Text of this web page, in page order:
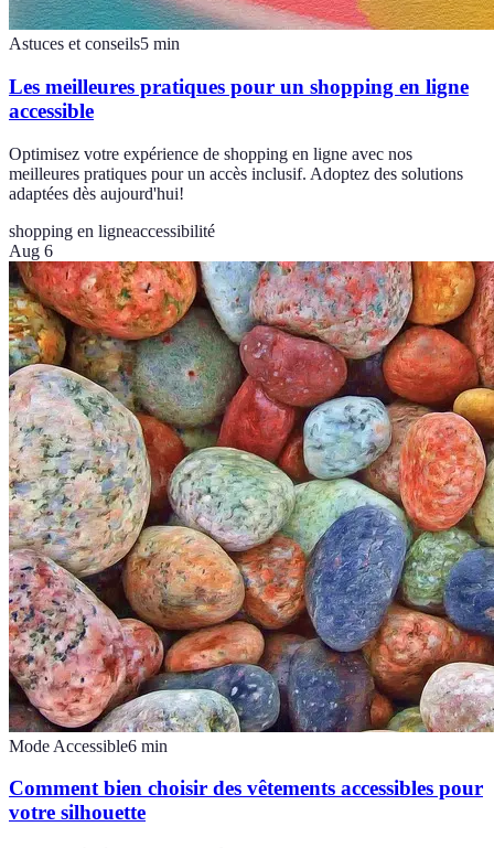
Astuces et conseils5 min
Les meilleures pratiques pour un shopping en ligne
accessible
Optimisez votre expérience de shopping en ligne avec nos
meilleures pratiques pour un accès inclusif. Adoptez des solutions
adaptées dès aujourd'hui!
shopping en ligneaccessibilité
Aug 6
Mode Accessible6 min
Comment bien choisir des vêtements accessibles pour
votre silhouette